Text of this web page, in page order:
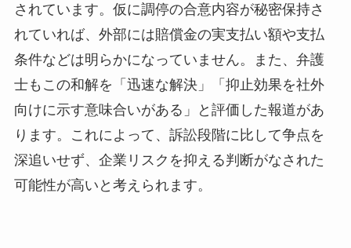
されています。仮に調停の合意内容が秘密保持さ
れていれば、外部には賠償金の実支払い額や支払
条件などは明らかになっていません。また、弁護
士もこの和解を「迅速な解決」「抑止効果を社外
向けに示す意味合いがある」と評価した報道があ
ります。これによって、訴訟段階に比して争点を
深追いせず、企業リスクを抑える判断がなされた
可能性が高いと考えられます。